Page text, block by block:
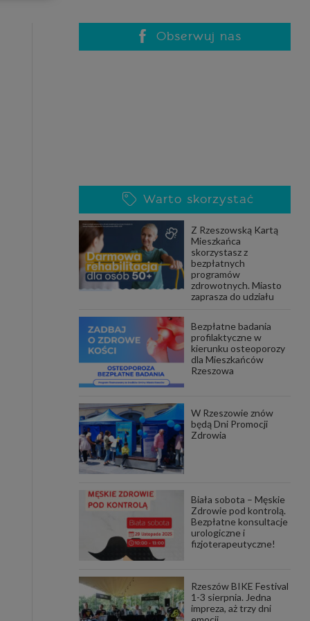
nie
w
być
nasi
się
w
Aby
i ich
w
gdy
do
Obserwuj nas
Warto skorzystać
Z Rzeszowską Kartą
Mieszkańca
skorzystasz z
bezpłatnych
programów
zdrowotnych. Miasto
zaprasza do udziału
Bezpłatne badania
profilaktyczne w
kierunku osteoporozy
dla Mieszkańców
Rzeszowa
W Rzeszowie znów
będą Dni Promocji
Zdrowia
Biała sobota – Męskie
Zdrowie pod kontrolą.
Bezpłatne konsultacje
urologiczne i
fizjoterapeutyczne!
Rzeszów BIKE Festival
1-3 sierpnia. Jedna
impreza, aż trzy dni